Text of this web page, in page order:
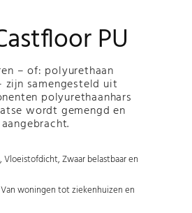
PU
– of: polyurethaan
zijn samengesteld uit
polyurethaanhars
wordt gemengd en
aangebracht.
Vloeistofdicht, Zwaar belastbaar en
woningen tot ziekenhuizen en